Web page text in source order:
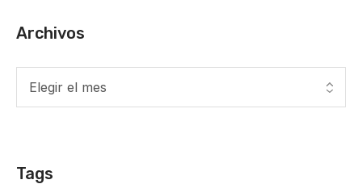
Archivos
Tags